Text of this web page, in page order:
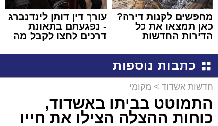
מחפשים לקנות דירה?
כאן תמצאו את כל
הדירות החדשות
עורך דין דותן לינדנברג
- נפגעתם בתאונת
דרכים לחצו לקבל מה
כתבות נוספות
חדשות אשדוד > מקומי
התמוטט בביתו באשדוד,
כוחות ההצלה הצילו את חייו